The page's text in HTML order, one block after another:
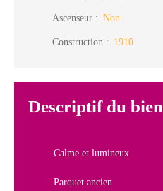
Ascenseur : Non
Construction : 1910
Descriptif du bien
Calme et lumineux
Parquet ancien